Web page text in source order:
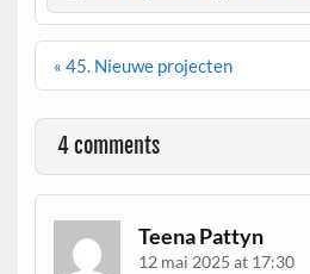
Navigation
« 45. Nieuwe projecten
4 comments
Teena Pattyn
12 mai 2025 at 17:30